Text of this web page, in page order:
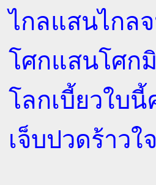
ไกลแสนไกล
โศกแสนโศก
โลกเบี้ยวใบ
เจ็บปวดร้าวใ